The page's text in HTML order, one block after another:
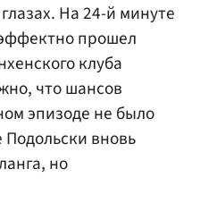
На 24-й минуте
прошел
клуба
что шансов
эпизоде не было
вновь
но